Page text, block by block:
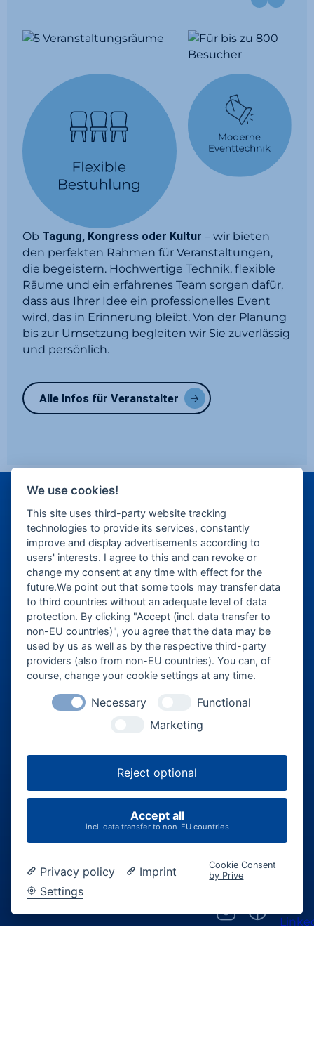
Ob Tagung, Kongress oder Kultur – wir bieten
den perfekten Rahmen für Veranstaltungen,
die begeistern. Hochwertige Technik, flexible
Räume und ein erfahrenes Team sorgen dafür,
dass aus Ihrer Idee ein professionelles Event
wird, das in Erinnerung bleibt. Von der Planung
bis zur Umsetzung begleiten wir Sie zuverlässig
und persönlich.
Alle Infos für Veranstalter
Veranstalter-Bereich
Besucher-Bereich
eventforum ERDING
Erdinger Stadthallen GmbH
Alois-Schießl-Platz 1
85435 Erding
ticket@eventforum-erding.de
veranstaltung@eventforum-erding.de
We use cookies!
This site uses third-party website tracking
technologies to provide its services, constantly
improve and display advertisements according to
users' interests. I agree to this and can revoke or
change my consent at any time with effect for the
future.We point out that some tools may transfer data
to third countries without an adequate level of data
protection. By clicking "Accept (incl. data transfer to
non-EU countries)", you agree that the data may be
used by us as well as by the respective third-party
providers (also from non-EU countries). You can, of
course, change your cookie settings at any time.
Necessary
Functional
Marketing
Reject optional
Accept all
incl. data transfer to non-EU countries
Privacy policy
Imprint
Settings
Cookie Consent
by Prive